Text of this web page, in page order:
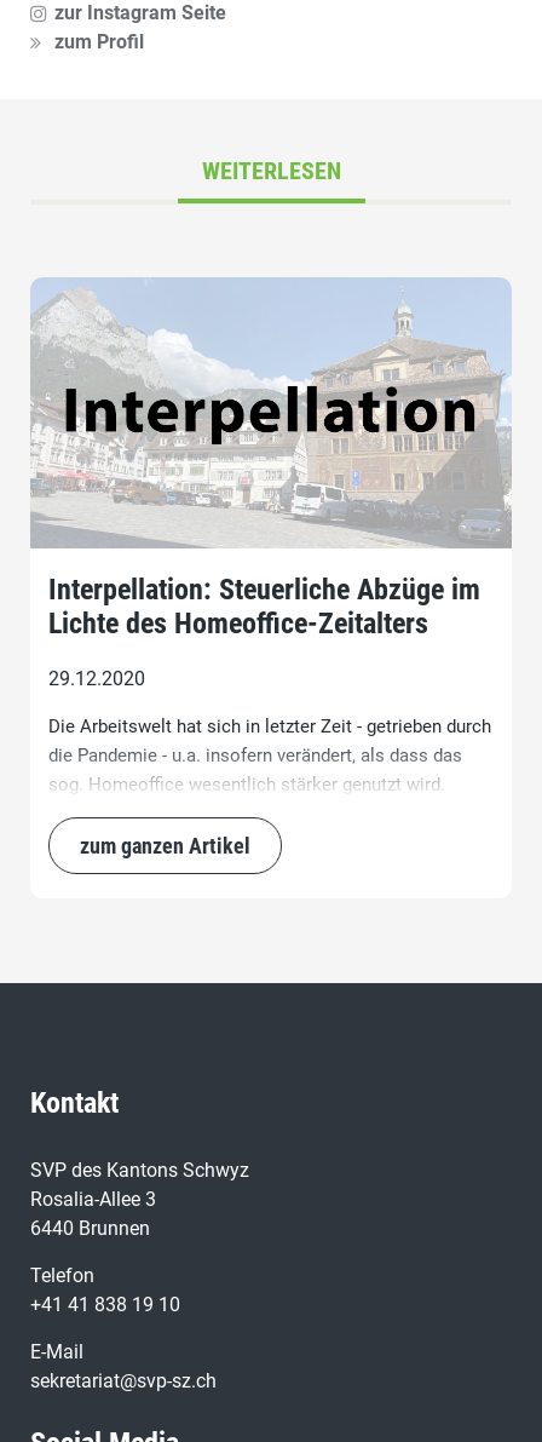
zur Instagram Seite
zum Profil
WEITERLESEN
Interpellation: Steuerliche Abzüge im
Lichte des Homeoffice-Zeitalters
29.12.2020
Die Arbeitswelt hat sich in letzter Zeit - getrieben durch
die Pandemie - u.a. insofern verändert, als dass das
sog. Homeoffice wesentlich stärker genutzt wird.
zum ganzen Artikel
Kontakt
SVP des Kantons Schwyz
Rosalia-Allee 3
6440 Brunnen
Telefon
+41 41 838 19 10
E-Mail
sekretariat@svp-sz.ch